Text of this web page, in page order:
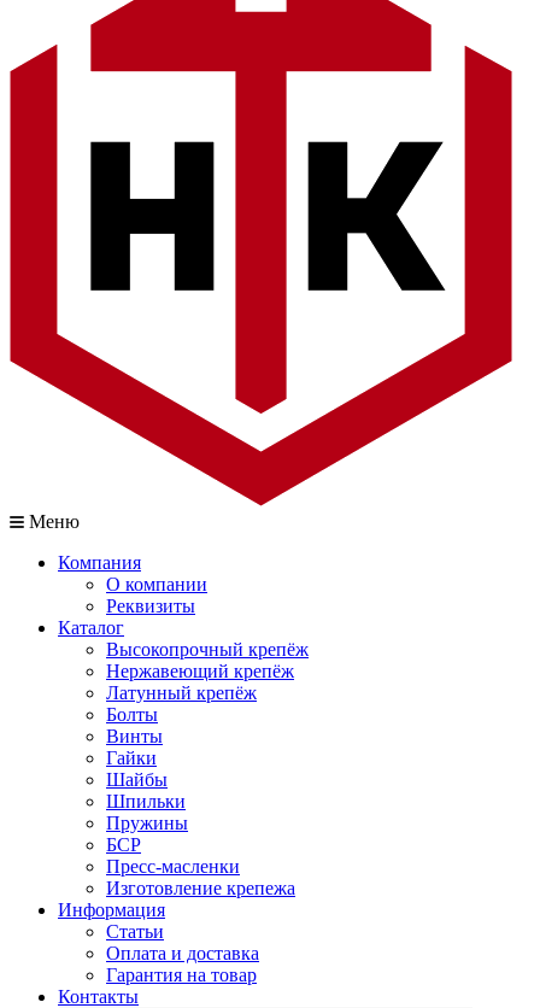
Меню
Компания
О компании
Реквизиты
Каталог
Высокопрочный крепёж
Нержавеющий крепёж
Латунный крепёж
Болты
Винты
Гайки
Шайбы
Шпильки
Пружины
БСР
Пресс-масленки
Изготовление крепежа
Информация
Статьи
Оплата и доставка
Гарантия на товар
Контакты